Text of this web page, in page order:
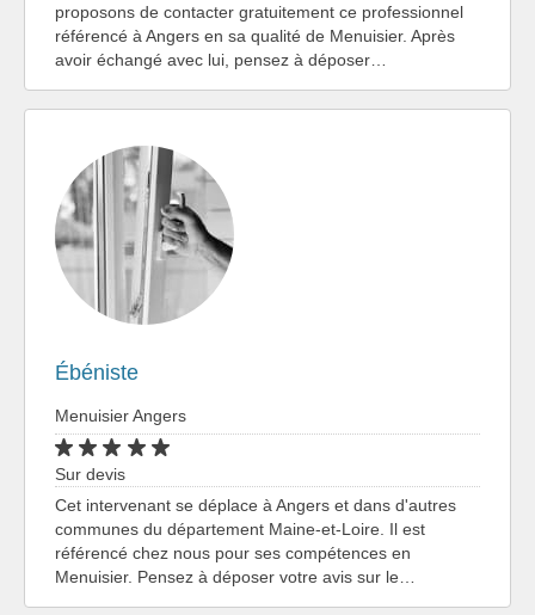
proposons de contacter gratuitement ce professionnel
référencé à Angers en sa qualité de Menuisier. Après
avoir échangé avec lui, pensez à déposer…
Ébéniste
Menuisier Angers
Sur devis
Cet intervenant se déplace à Angers et dans d'autres
communes du département Maine-et-Loire. Il est
référencé chez nous pour ses compétences en
Menuisier. Pensez à déposer votre avis sur le…